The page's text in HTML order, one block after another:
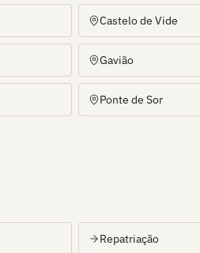
Castelo de Vide
Gavião
Ponte de Sor
Repatriação